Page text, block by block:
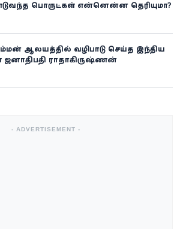
பொருட்கள் என்னென்ன தெரியுமா?
ஆலயத்தில் வழிபாடு செய்த இந்திய
ராதாகிருஷ்ணன்
- ADVERTISEMENT -